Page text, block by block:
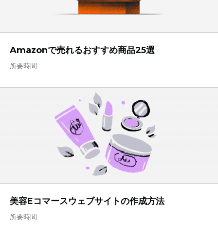
Amazonで売れるおすすめ商品25選
所要時間
美容Eコマースウェブサイトの作成方法
所要時間